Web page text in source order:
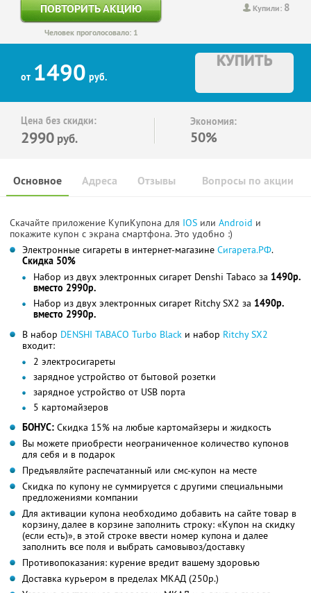
Купили: 8
ПОВТОРИТЬ АКЦИЮ
Человек проголосовало: 1
от 1490 руб.
КУПИТЬ
Цена без скидки:
2990 руб.
Экономия:
50%
Основное Отзывы Вопросы по акции
Адреса
Скачайте приложение КупиКупона для IOS или Android и
покажите купон с экрана смартфона. Это удобно :)
Электронные сигареты в интернет-магазине Сигарета.РФ.
Скидка 50%
Набор из двух электронных сигарет Denshi Tabaco за 1490р.
вместо 2990р.
Набор из двух электронных сигарет Ritchy SX2 за 1490р.
вместо 2990р.
В набор DENSHI TABACO Turbo Black и набор Ritchy SX2
входит:
2 электросигареты
зарядное устройство от бытовой розетки
зарядное устройство от USB порта
5 картомайзеров
БОНУС: Скидка 15% на любые картомайзеры и жидкость
Вы можете приобрести неограниченное количество купонов
для себя и в подарок
Предъявляйте распечатанный или смс-купон на месте
Скидка по купону не суммируется с другими специальными
предложениями компании
Для активации купона необходимо добавить на сайте товар в
корзину, далее в корзине заполнить строку: «Купон на скидку
(если есть)», в этой строке ввести номер купона и далее
заполнить все поля и выбрать самовывоз/доставку
Противопоказания: курение вредит вашему здоровью
Доставка курьером в пределах МКАД (250р.)